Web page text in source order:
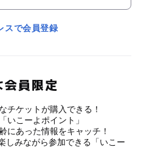
スで会員登録
会員限定
しみながら参加できる「いこー